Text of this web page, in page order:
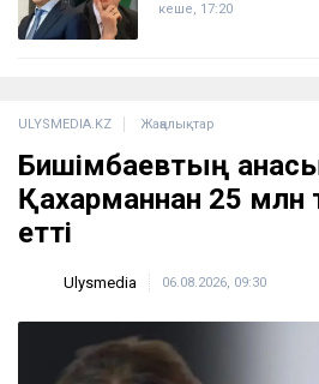
кеше, 17:20
ULYSMEDIA.KZ Жаңалықтар
Бишімбаевтың
Қахарманнан 25 млн
етті
Ulysmedia 06.08.2026, 09:30